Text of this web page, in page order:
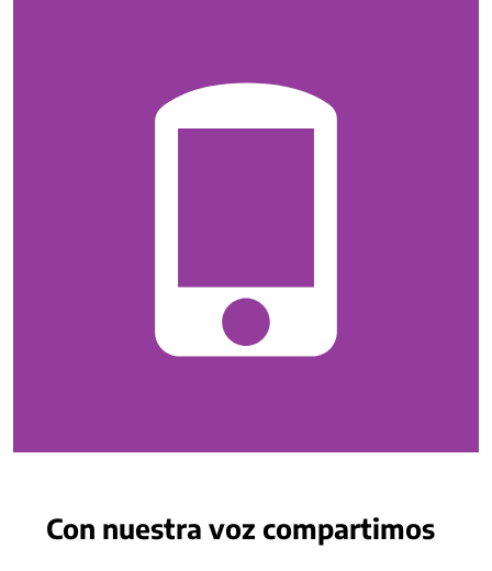
Con nuestra voz compartimos